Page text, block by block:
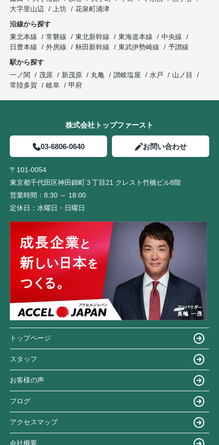
大字里山辺
上坊
花泉町涌津
沿線から探す
東北本線
常磐線 東北新幹線 東海道本線
中央線
日豊本線
外房線 秋田新幹線 東武伊勢崎線
予讃線
駅から探す
一ノ関
茂原 新茂原 丸亀 讃岐塩屋 水戸
山ノ目
常陸多賀
岐阜 甲府
株式会社トップファースト
03-6806-0640 お問い合わせ
〒101-0054
東京都千代田区神田錦町３丁目21 クレスト竹橋ビル8階
営業時間： 8:30 ～ 18:00
定休日： 水曜日・日曜日
トップページ
スタッフ
お客様の声
ブログ
アクセスマップ
会社概要